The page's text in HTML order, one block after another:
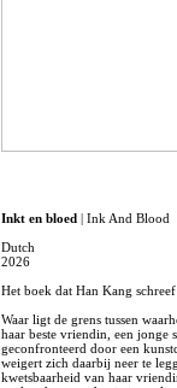
Inkt en bloed| Ink And Blood
Dutch
2026
Het boek dat Han Kang
Waar ligt de grens tussen
haar beste vriendin, een
geconfronteerd door een
weigert zich daarbij neer te
kwetsbaarheid van haar